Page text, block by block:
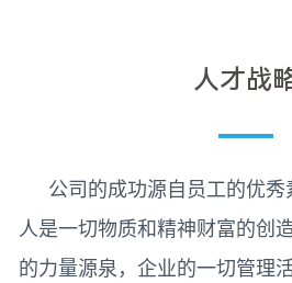
人才战
公司的成功源自员工的优秀
人是一切物质和精神财富的创
的力量源泉，企业的一切管理